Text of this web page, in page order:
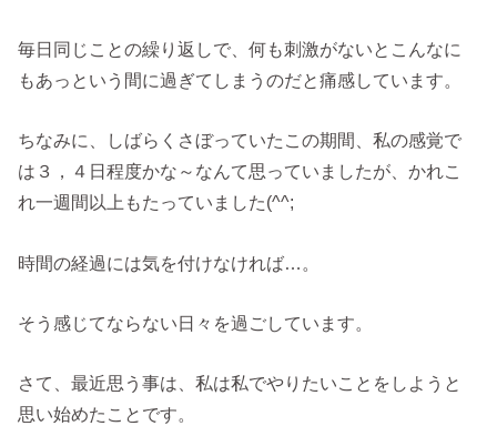
毎日同じことの繰り返しで、何も刺激がないとこんなに
もあっという間に過ぎてしまうのだと痛感しています。
ちなみに、しばらくさぼっていたこの期間、私の感覚で
は３，４日程度かな～なんて思っていましたが、かれこ
れ一週間以上もたっていました(^^;
時間の経過には気を付けなければ…。
そう感じてならない日々を過ごしています。
さて、最近思う事は、私は私でやりたいことをしようと
思い始めたことです。